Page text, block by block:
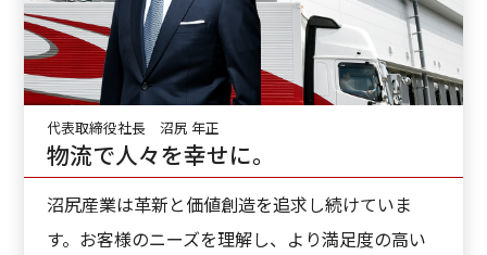
代表取締役社長 沼尻 年正
物流で人々を幸せに。
沼尻産業は革新と価値創造を追求し続けていま
す。お客様のニーズを理解し、より満足度の高い